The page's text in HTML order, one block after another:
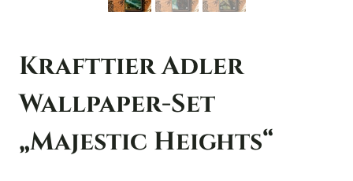
Krafttier Adler
Wallpaper-Set
„Majestic Heights“